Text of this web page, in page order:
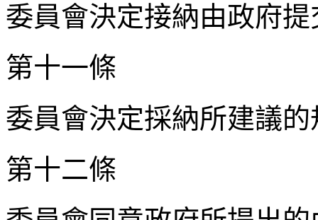
委員會決定接納由政府
第十一條
委員會決定採納所建議的
第十二條